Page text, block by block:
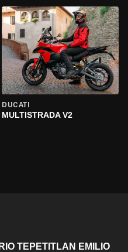
DUCATI
MULTISTRADA V2
TEPETITLAN EMILIO